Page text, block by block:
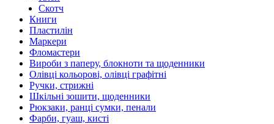
Скотч
Книги
Пластилін
Маркери
Фломастери
Вироби з паперу, блокноти та щоденники
Олівці кольорові, олівці графітні
Ручки, стрижні
Шкільні зошити, щоденники
Рюкзаки, ранці сумки, пенали
Фарби, гуаш, кисті